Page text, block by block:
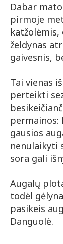
Dabar
pirmoje
katžolėmis,
želdynas
gaivesnis,
Tai vienas
perteikti
permainos:
gausios
nenulaikyti
sora gali
Augalų
todėl
pasikeis
Danguolė.